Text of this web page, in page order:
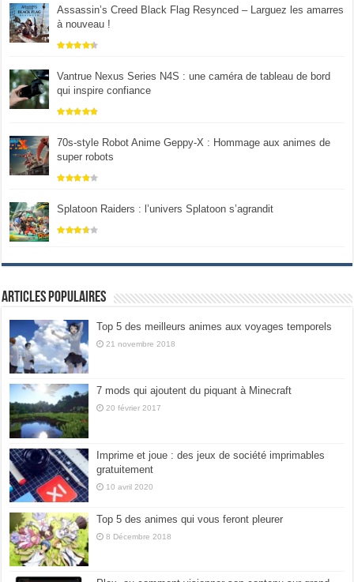
Assassin’s Creed Black Flag Resynced – Larguez les amarres
à nouveau !
Vantrue Nexus Series N4S : une caméra de tableau de bord
qui inspire confiance
70s-style Robot Anime Geppy-X : Hommage aux animes de
super robots
Splatoon Raiders : l’univers Splatoon s’agrandit
Articles populaires
Top 5 des meilleurs animes aux voyages temporels
21 novembre 2018
7 mods qui ajoutent du piquant à Minecraft
20 février 2017
Imprime et joue : des jeux de société imprimables
gratuitement
10 avril 2020
Top 5 des animes qui vous feront pleurer
8 Décembre 2018